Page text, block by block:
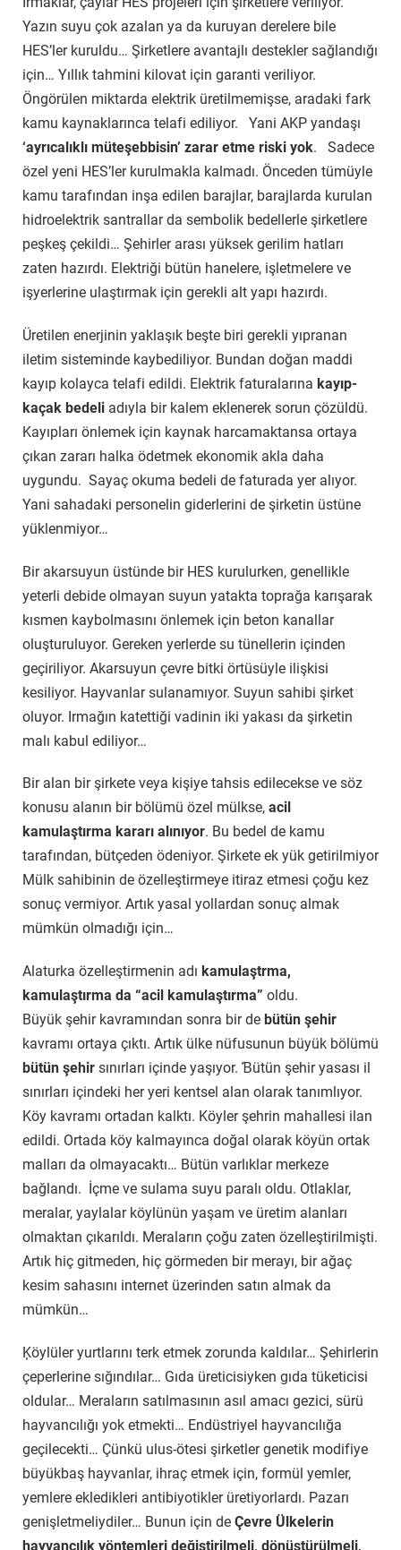
Yazın suyu çok azalan ya da kuruyan derelere bile
HES’ler kuruldu… Şirketlere avantajlı destekler sağlandığı
için… Yıllık tahmini kilovat için garanti veriliyor.
Öngörülen miktarda elektrik üretilmemişse, aradaki fark
kamu kaynaklarınca telafi ediliyor. Yani AKP yandaşı
‘ayrıcalıklı müteşebbisin’ zarar etme riski yok. Sadece
özel yeni HES’ler kurulmakla kalmadı. Önceden tümüyle
kamu tarafından inşa edilen barajlar, barajlarda kurulan
hidroelektrik santrallar da sembolik bedellerle şirketlere
peşkeş çekildi… Şehirler arası yüksek gerilim hatları
zaten hazırdı. Elektriği bütün hanelere, işletmelere ve
işyerlerine ulaştırmak için gerekli alt yapı hazırdı.
Üretilen enerjinin yaklaşık beşte biri gerekli yıpranan
iletim sisteminde kaybediliyor. Bundan doğan maddi
kayıp kolayca telafi edildi. Elektrik faturalarına kayıp-
kaçak bedeli adıyla bir kalem eklenerek sorun çözüldü.
Kayıpları önlemek için kaynak harcamaktansa ortaya
çıkan zararı halka ödetmek ekonomik akla daha
uygundu. Sayaç okuma bedeli de faturada yer alıyor.
Yani sahadaki personelin giderlerini de şirketin üstüne
yüklenmiyor…
Bir akarsuyun üstünde bir HES kurulurken, genellikle
yeterli debide olmayan suyun yatakta toprağa karışarak
kısmen kaybolmasını önlemek için beton kanallar
oluşturuluyor. Gereken yerlerde su tünellerin içinden
geçiriliyor. Akarsuyun çevre bitki örtüsüyle ilişkisi
kesiliyor. Hayvanlar sulanamıyor. Suyun sahibi şirket
oluyor. Irmağın katettiği vadinin iki yakası da şirketin
malı kabul ediliyor…
Bir alan bir şirkete veya kişiye tahsis edilecekse ve söz
konusu alanın bir bölümü özel mülkse, acil
kamulaştırma kararı alınıyor. Bu bedel de kamu
tarafından, bütçeden ödeniyor. Şirkete ek yük getirilmiyor
Mülk sahibinin de özelleştirmeye itiraz etmesi çoğu kez
sonuç vermiyor. Artık yasal yollardan sonuç almak
mümkün olmadığı için…
Alaturka özelleştirmenin adı kamulaştrma,
kamulaştırma da “acil kamulaştırma” oldu.
Büyük şehir kavramından sonra bir de bütün şehir
kavramı ortaya çıktı. Artık ülke nüfusunun büyük bölümü
bütün şehir sınırları içinde yaşıyor. Ɓütün şehir yasası il
sınırları içindeki her yeri kentsel alan olarak tanımlıyor.
Köy kavramı ortadan kalktı. Köyler şehrin mahallesi ilan
edildi. Ortada köy kalmayınca doğal olarak köyün ortak
malları da olmayacaktı… Bütün varlıklar merkeze
bağlandı. İçme ve sulama suyu paralı oldu. Otlaklar,
meralar, yaylalar köylünün yaşam ve üretim alanları
olmaktan çıkarıldı. Meraların çoğu zaten özelleştirilmişti.
Artık hiç gitmeden, hiç görmeden bir merayı, bir ağaç
kesim sahasını internet üzerinden satın almak da
mümkün…
Ķöylüler yurtlarını terk etmek zorunda kaldılar… Şehirlerin
çeperlerine sığındılar… Gıda üreticisiyken gıda tüketicisi
oldular… Meraların satılmasının asıl amacı gezici, sürü
hayvancılığı yok etmekti… Endüstriyel hayvancılığa
geçilecekti… Çünkü ulus-ötesi şirketler genetik modifiye
büyükbaş hayvanlar, ihraç etmek için, formül yemler,
yemlere ekledikleri antibiyotikler üretiyorlardı. Pazarı
genişletmeliydiler… Bunun için de Çevre Ülkelerin
hayvancılık yöntemleri değiştirilmeli, dönüştürülmeli,